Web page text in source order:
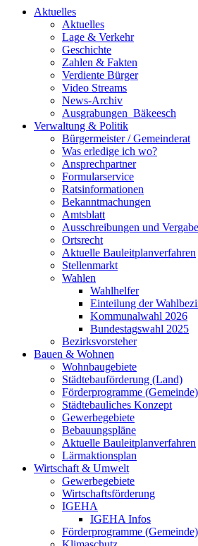
Aktuelles
Aktuelles
Lage & Verkehr
Geschichte
Zahlen & Fakten
Verdiente Bürger
Video Streams
News-Archiv
Ausgrabungen_Bäkeesch
Verwaltung & Politik
Bürgermeister / Gemeinderat
Was erledige ich wo?
Ansprechpartner
Formularservice
Ratsinformationen
Bekanntmachungen
Amtsblatt
Ausschreibungen und
Ortsrecht
Aktuelle Bauleitplanverfahren
Stellenmarkt
Wahlen
Wahlhelfer
Einteilung der
Kommunalwahl 2026
Bundestagswahl 2025
Bezirksvorsteher
Bauen & Wohnen
Wohnbaugebiete
Städtebauförderung (Land)
Förderprogramme (Gemeinde)
Städtebauliches Konzept
Gewerbegebiete
Bebauungspläne
Aktuelle Bauleitplanverfahren
Lärmaktionsplan
Wirtschaft & Umwelt
Gewerbegebiete
Wirtschaftsförderung
IGEHA
IGEHA Infos
Förderprogramme (Gemeinde)